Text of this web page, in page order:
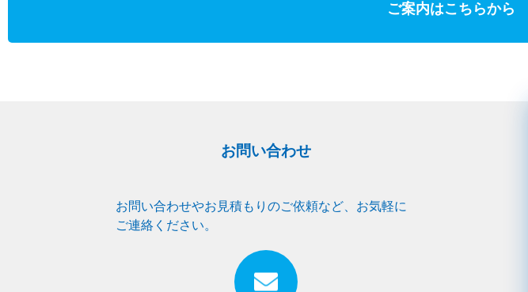
ご案内はこちらから
お問い合わせ
お問い合わせやお見積もりのご依頼など、お気軽に
ご連絡ください。